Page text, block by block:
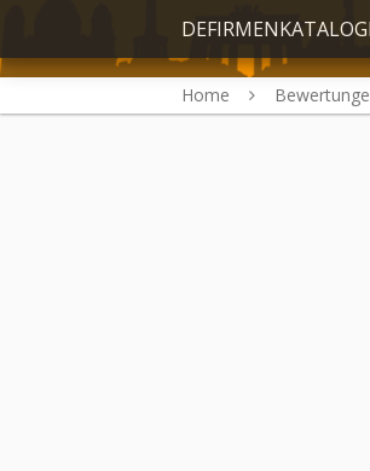
Home